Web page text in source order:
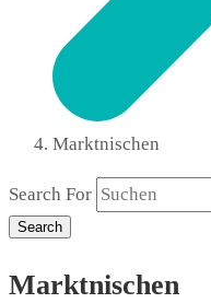
Marktnischen
Search For
Search
Marktnischen